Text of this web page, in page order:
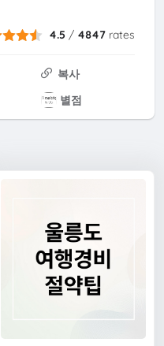
4.5 / 4847 rates
복사
별점